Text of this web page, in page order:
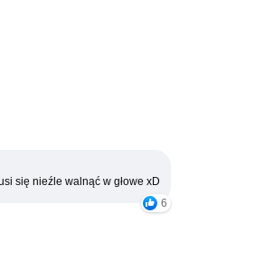
się nieźle walnąć w głowe xD
6